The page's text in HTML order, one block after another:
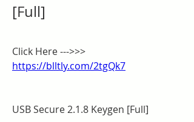
[Full]
https://blltly.com/2tgQk7
USB Secure 2.1.8 Keygen [Full]